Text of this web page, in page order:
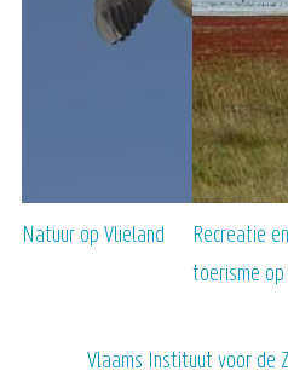
Natuur op Vlieland
Recreatie en
toerisme op
Vlaams Instituut voor de